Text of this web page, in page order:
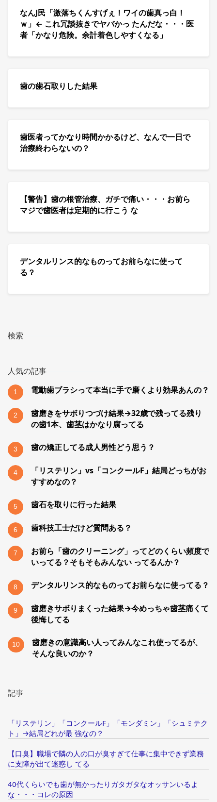
なんJ民「激落ちくんすげぇ！ワイの歯真っ白！
ｗ」← これ冗談抜きでヤバかっ たんだな・・・医
者「かなり危険。余計着色しやすくなる」
歯の歯石取りした結果
歯医者ってかなり時間かかるけど、なんで一日で
治療終わらないの？
【警告】歯の根管治療、ガチで痛い・・・お前ら
マジで歯医者は定期的に行こう な
デンタルリンス的なものってお前らなに使って
る？
検索
人気の記事
1 電動歯ブラシって本当に手で磨くより効果あんの？
2
歯磨きをサボりつづけ結果→32歳で残ってる残り
の歯1本、歯茎はかなり腐ってる
3 歯の矯正してる成人男性どう思う？
4
「リステリン」vs「コンクールF」結局どっちがお
すすめなの？
5 歯石を取りに行った結果
6 歯科技工士だけど質問ある？
7
お前ら「歯のクリーニング」ってどのくらい頻度で
いってる？そもそもみんない ってるんか？
8 デンタルリンス的なものってお前らなに使ってる？
9
歯磨きサボりまくった結果→今めっちゃ歯茎痛くて
後悔してる
10
歯磨きの意識高い人ってみんなこれ使ってるが、
そんな良いのか？
記事
「リステリン」「コンクールF」「モンダミン」「シュミテク
ト」→結局どれが最 強なの？
【口臭】職場で隣の人の口が臭すぎて仕事に集中できず業務
に支障が出て迷惑し てる
40代くらいでも歯が無かったりガタガタなオッサンいるよ
な・・・コレの原因